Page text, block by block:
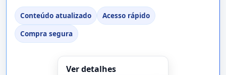
Conteúdo atualizado
Acesso rápido
Compra segura
Ver detalhes